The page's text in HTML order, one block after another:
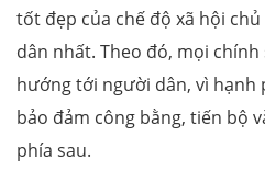
tốt đẹp của chế độ xã hội
dân nhất. Theo đó, mọi
hướng tới người dân, vì hạnh
bảo đảm công bằng, tiến bộ
phía sau.